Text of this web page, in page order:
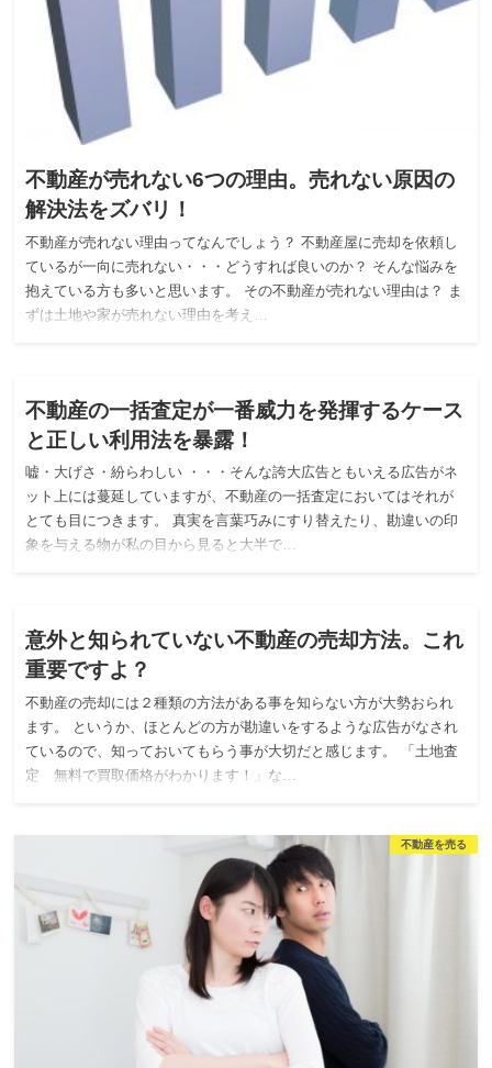
不動産が売れない6つの理由。売れない原因の
解決法をズバリ！
不動産が売れない理由ってなんでしょう？ 不動産屋に売却を依頼し
ているが一向に売れない・・・どうすれば良いのか？ そんな悩みを
抱えている方も多いと思います。 その不動産が売れない理由は？ ま
ずは土地や家が売れない理由を考え…
不動産の一括査定が一番威力を発揮するケース
と正しい利用法を暴露！
嘘・大げさ・紛らわしい ・・・そんな誇大広告ともいえる広告がネ
ット上には蔓延していますが、不動産の一括査定においてはそれが
とても目につきます。 真実を言葉巧みにすり替えたり、勘違いの印
象を与える物が私の目から見ると大半で…
意外と知られていない不動産の売却方法。これ
重要ですよ？
不動産の売却には２種類の方法がある事を知らない方が大勢おられ
ます。 というか、ほとんどの方が勘違いをするような広告がなされ
ているので、知っておいてもらう事が大切だと感じます。 「土地査
定 無料で買取価格がわかります！」な…
不動産を売る